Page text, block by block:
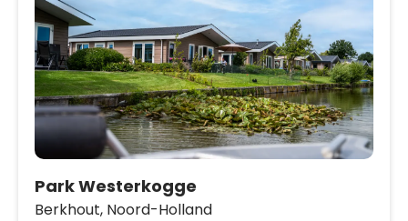
Park Westerkogge
Berkhout, Noord-Holland